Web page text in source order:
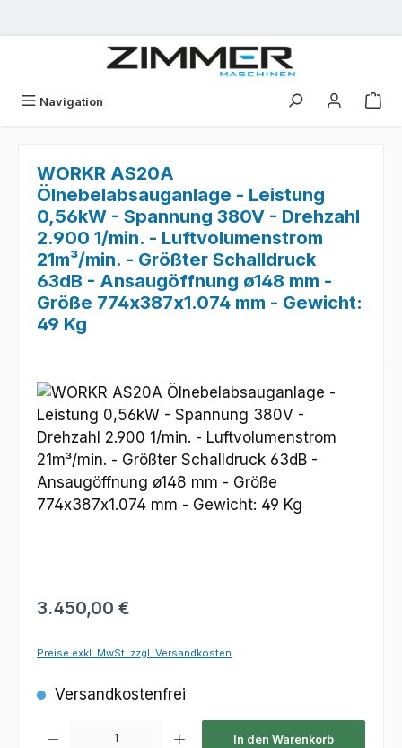
Navigation
WORKR AS20A
Ölnebelabsauganlage - Leistung
0,56kW - Spannung 380V - Drehzahl
2.900 1/min. - Luftvolumenstrom
21m³/min. - Größter Schalldruck
63dB - Ansaugöffnung ø148 mm -
Größe 774x387x1.074 mm - Gewicht:
49 Kg
Bildergalerie überspringen
Regulärer Preis:
3.450,00 €
Preise exkl. MwSt. zzgl. Versandkosten
Versandkostenfrei
In den Warenkorb